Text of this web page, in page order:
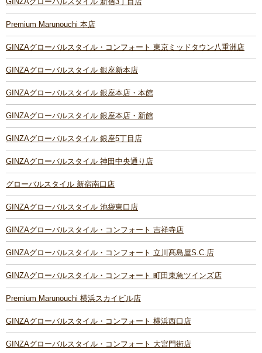
Premium Marunouchi 本店
GINZAグローバルスタイル・コンフォート 東京ミッドタウン八重洲店
GINZAグローバルスタイル 銀座新本店
GINZAグローバルスタイル 銀座本店・本館
GINZAグローバルスタイル 銀座本店・新館
GINZAグローバルスタイル 銀座5丁目店
GINZAグローバルスタイル 神田中央通り店
グローバルスタイル 新宿南口店
GINZAグローバルスタイル 池袋東口店
GINZAグローバルスタイル・コンフォート 吉祥寺店
GINZAグローバルスタイル・コンフォート 立川髙島屋S.C.店
GINZAグローバルスタイル・コンフォート 町田東急ツインズ店
Premium Marunouchi 横浜スカイビル店
GINZAグローバルスタイル・コンフォート 横浜西口店
GINZAグローバルスタイル・コンフォート 大宮門街店